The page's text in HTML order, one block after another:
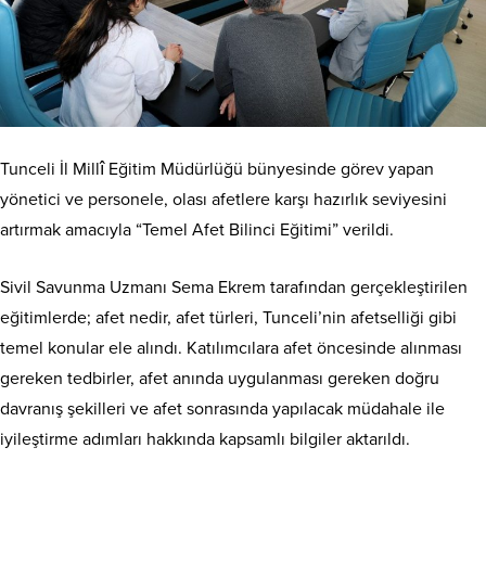
Tunceli İl Millî Eğitim Müdürlüğü bünyesinde görev yapan
yönetici ve personele, olası afetlere karşı hazırlık seviyesini
artırmak amacıyla “Temel Afet Bilinci Eğitimi” verildi.
Sivil Savunma Uzmanı Sema Ekrem tarafından gerçekleştirilen
eğitimlerde; afet nedir, afet türleri, Tunceli’nin afetselliği gibi
temel konular ele alındı. Katılımcılara afet öncesinde alınması
gereken tedbirler, afet anında uygulanması gereken doğru
davranış şekilleri ve afet sonrasında yapılacak müdahale ile
iyileştirme adımları hakkında kapsamlı bilgiler aktarıldı.